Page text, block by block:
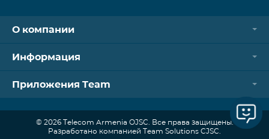
О компании
Информация
Приложения Team
© 2026 Telecom Armenia OJSC. Все права защищены.
Разработано компанией Team Solutions CJSC.